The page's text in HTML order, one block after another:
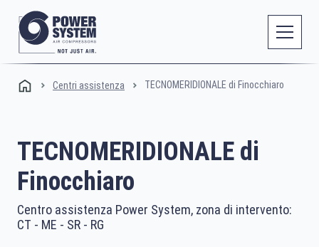
Centri assistenza TECNOMERIDIONALE di Finocchiaro
TECNOMERIDIONALE di
Finocchiaro
Centro assistenza Power System, zona di intervento:
CT - ME - SR - RG